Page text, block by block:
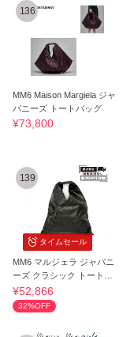
136
MM6 Maison Margiela ジャ
パニーズ トートバッグ
¥73,800
タイムセール
139
MM6 マルジェラ ジャパニ
ーズ クラシック トートバ
ッグ
¥52,866
32%OFF